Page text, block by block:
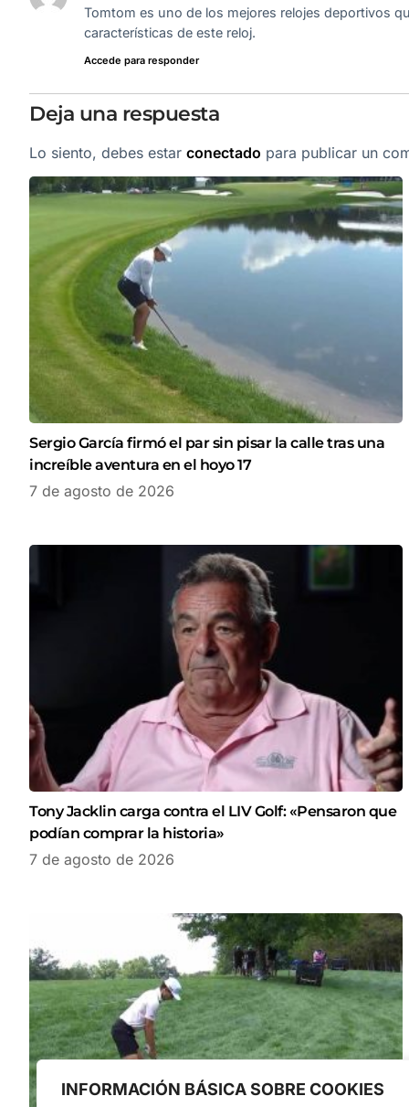
INFORMACIÓN BÁSICA SOBRE COOKIES
Tomtom es uno de los mejores relojes deportivos
características de este reloj.
Accede para responder
Deja una respuesta
Lo siento, debes estar conectado para publicar un
Sergio García firmó el par sin pisar la calle tras una
increíble aventura en el hoyo 17
7 de agosto de 2026
Tony Jacklin carga contra el LIV Golf: «Pensaron que
podían comprar la historia»
7 de agosto de 2026